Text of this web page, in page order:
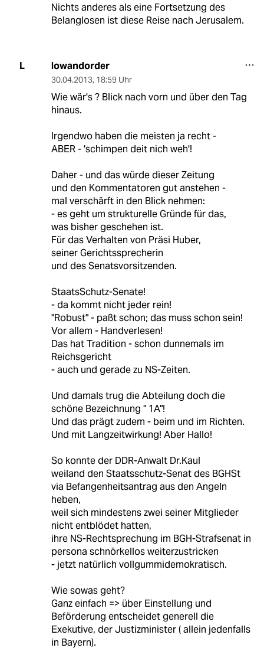
Nichts anderes als eine Fortsetzung des
Belanglosen ist diese Reise nach Jerusalem.
L lowandorder
30.04.2013, 18:59 Uhr
Wie wär's ? Blick nach vorn und über den Tag
hinaus.
Irgendwo haben die meisten ja recht -
ABER - 'schimpen deit nich weh'!
Daher - und das würde dieser Zeitung
und den Kommentatoren gut anstehen -
mal verschärft in den Blick nehmen:
- es geht um strukturelle Gründe für das,
was bisher geschehen ist.
Für das Verhalten von Präsi Huber,
seiner Gerichtssprecherin
und des Senatsvorsitzenden.
StaatsSchutz-Senate!
- da kommt nicht jeder rein!
"Robust" - paßt schon; das muss schon sein!
Vor allem - Handverlesen!
Das hat Tradition - schon dunnemals im
Reichsgericht
- auch und gerade zu NS-Zeiten.
Und damals trug die Abteilung doch die
schöne Bezeichnung " 1A"!
Und das prägt zudem - beim und im Richten.
Und mit Langzeitwirkung! Aber Hallo!
So konnte der DDR-Anwalt Dr.Kaul
weiland den Staatsschutz-Senat des BGHSt
via Befangenheitsantrag aus den Angeln
heben,
weil sich mindestens zwei seiner Mitglieder
nicht entblödet hatten,
ihre NS-Rechtsprechung im BGH-Strafsenat in
persona schnörkellos weiterzustricken
- jetzt natürlich vollgummidemokratisch.
Wie sowas geht?
Ganz einfach => über Einstellung und
Beförderung entscheidet generell die
Exekutive, der Justizminister ( allein jedenfalls
in Bayern).